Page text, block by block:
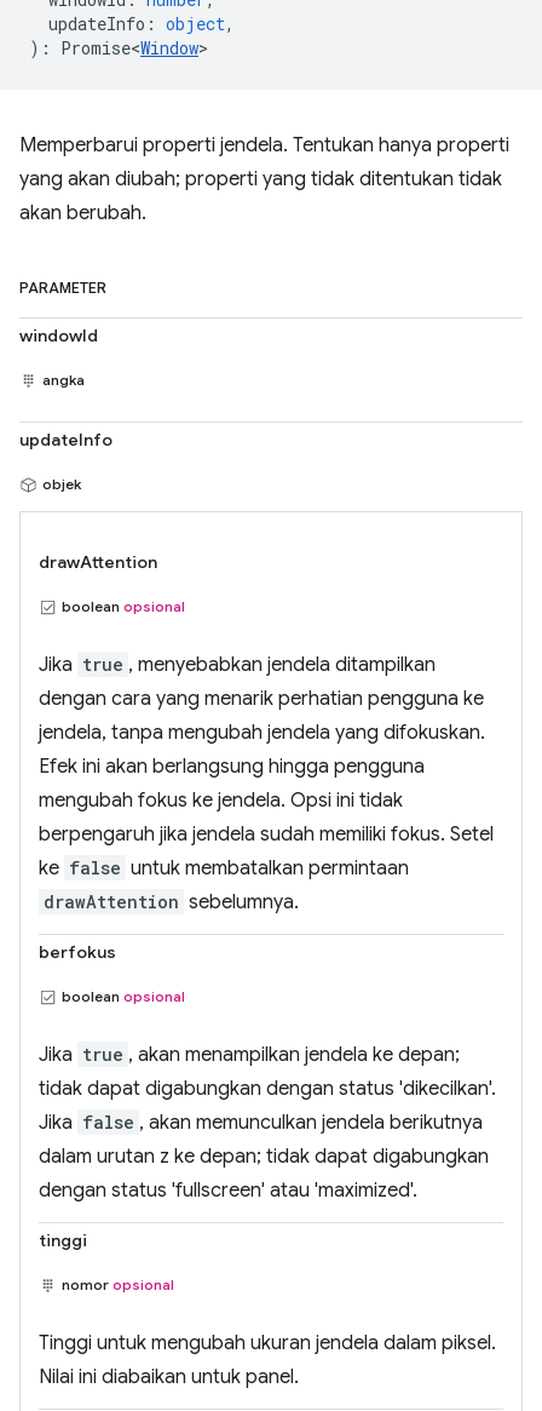
updateInfo : object,
) : Promise<Window>
Memperbarui properti jendela. Tentukan hanya properti
yang akan diubah; properti yang tidak ditentukan tidak
akan berubah.
PARAMETER
windowId
angka
updateInfo
objek
drawAttention
boolean opsional
Jika true , menyebabkan jendela ditampilkan
dengan cara yang menarik perhatian pengguna ke
jendela, tanpa mengubah jendela yang difokuskan.
Efek ini akan berlangsung hingga pengguna
mengubah fokus ke jendela. Opsi ini tidak
berpengaruh jika jendela sudah memiliki fokus. Setel
ke false untuk membatalkan permintaan
drawAttention sebelumnya.
berfokus
boolean opsional
Jika true , akan menampilkan jendela ke depan;
tidak dapat digabungkan dengan status 'dikecilkan'.
Jika false , akan memunculkan jendela berikutnya
dalam urutan z ke depan; tidak dapat digabungkan
dengan status 'fullscreen' atau 'maximized'.
tinggi
nomor opsional
Tinggi untuk mengubah ukuran jendela dalam piksel.
Nilai ini diabaikan untuk panel.